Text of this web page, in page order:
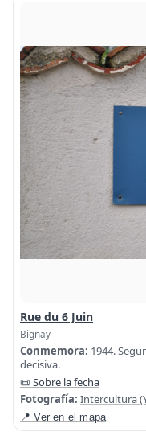
Rue du 6 Juin
Bignay
Conmemora: 1944.
decisiva.
📜 Sobre la fecha
Fotografía: Intercultura
📍 Ver en el mapa